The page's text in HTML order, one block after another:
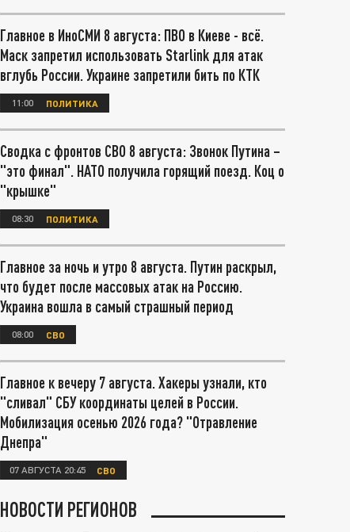
Главное в ИноСМИ 8 августа: ПВО в Киеве - всё.
Маск запретил использовать Starlink для атак
вглубь России. Украине запретили бить по КТК
11:00 ПОЛИТИКА
Сводка с фронтов СВО 8 августа: Звонок Путина –
"это финал". НАТО получила горящий поезд. Коц о
"крышке"
08:30 ПОЛИТИКА
Главное за ночь и утро 8 августа. Путин раскрыл,
что будет после массовых атак на Россию.
Украина вошла в самый страшный период
08:00 СВО
Главное к вечеру 7 августа. Хакеры узнали, кто
"сливал" СБУ координаты целей в России.
Мобилизация осенью 2026 года? "Отравление
Днепра"
07 АВГУСТА 20:45 СВО
НОВОСТИ РЕГИОНОВ